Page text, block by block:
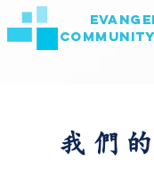
COMMUNITY
我們